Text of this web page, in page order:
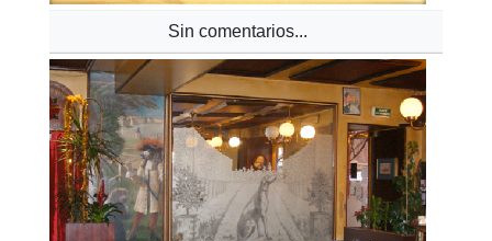
Sin comentarios...